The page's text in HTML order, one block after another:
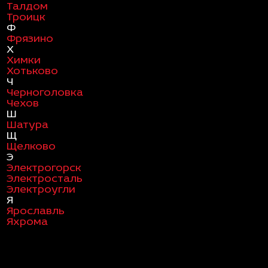
Талдом
Троицк
Ф
Фрязино
Х
Химки
Хотьково
Ч
Черноголовка
Чехов
Ш
Шатура
Щ
Щелково
Э
Электрогорск
Электросталь
Электроугли
Я
Ярославль
Яхрома